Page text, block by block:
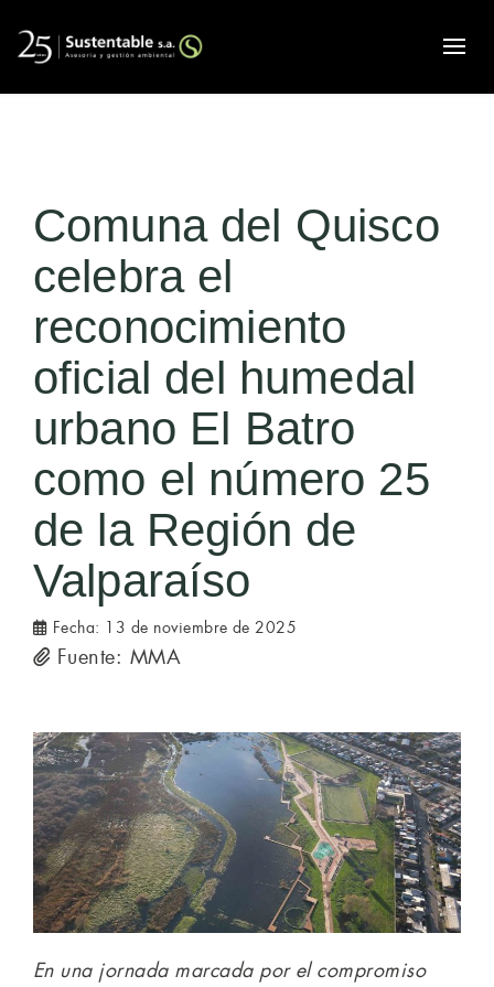
Comuna del Quisco
celebra el
reconocimiento
oficial del humedal
urbano El Batro
como el número 25
de la Región de
Valparaíso
Fecha: 13 de noviembre de 2025
Fuente: MMA
En una jornada marcada por el compromiso